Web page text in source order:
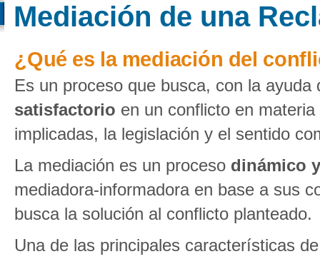
Mediación de una
¿Qué es la mediación del
Es un proceso que busca, con la
satisfactorio en un conflicto en
implicadas, la legislación y el sentido
La mediación es un proceso dinámico
mediadora-informadora en base a sus
busca la solución al conflicto planteado.
Una de las principales características